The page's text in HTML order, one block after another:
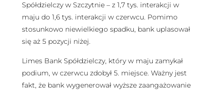
Spółdzielczy w Szczytnie – z 1,7 tys. interakcji w
maju do 1,6 tys. interakcji w czerwcu. Pomimo
stosunkowo niewielkiego spadku, bank uplasował
się aż 5 pozycji niżej.
Limes Bank Spółdzielczy, który w maju zamykał
podium, w czerwcu zdobył 5. miejsce. Ważny jest
fakt, że bank wygenerował wyższe zaangażowanie